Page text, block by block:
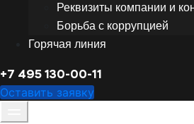
Реквизиты компании и
Борьба с коррупцией
Горячая линия
+7 495 130-00-11
Оставить заявку